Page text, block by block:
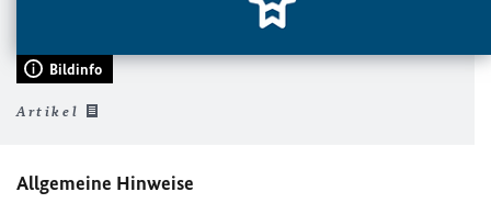
Bildinfo
Artikel
Allgemeine Hinweise